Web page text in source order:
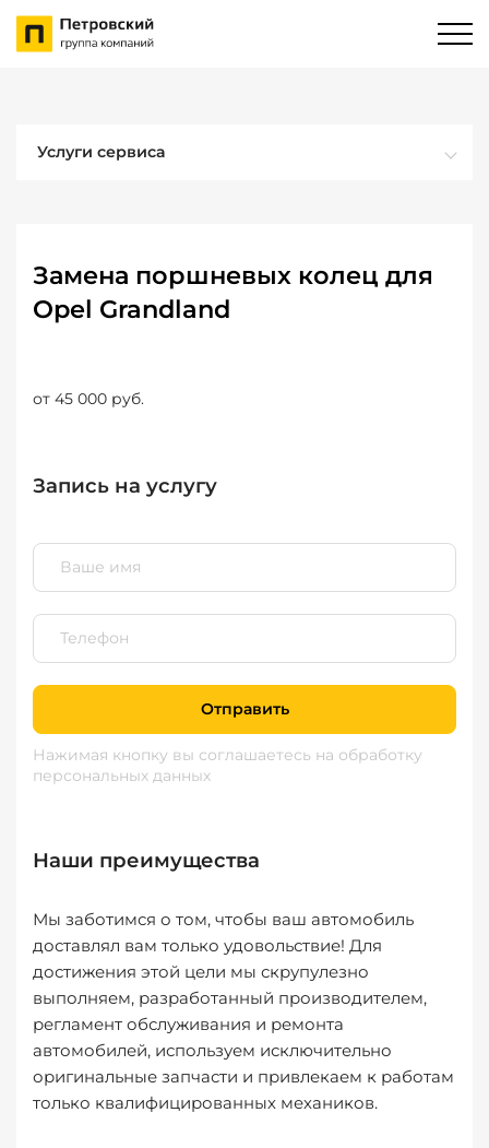
Услуги сервиса
Замена поршневых колец для
Opel Grandland
от 45 000 руб.
Запись на услугу
Отправить
Нажимая кнопку вы соглашаетесь на обработку
персональных данных
Наши преимущества
Мы заботимся о том, чтобы ваш автомобиль
доставлял вам только удовольствие! Для
достижения этой цели мы скрупулезно
выполняем, разработанный производителем,
регламент обслуживания и ремонта
автомобилей, используем исключительно
оригинальные запчасти и привлекаем к работам
только квалифицированных механиков.